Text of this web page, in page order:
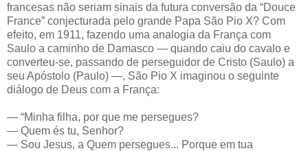
francesas não seriam sinais da futura conversão da “Douce
France” conjecturada pelo grande Papa São Pio X? Com
efeito, em 1911, fazendo uma analogia da França com
Saulo a caminho de Damasco — quando caiu do cavalo e
converteu-se, passando de perseguidor de Cristo (Saulo) a
seu Apóstolo (Paulo) —, São Pio X imaginou o seguinte
diálogo de Deus com a França:
— “Minha filha, por que me persegues?
— Quem és tu, Senhor?
— Sou Jesus, a Quem persegues... Porque em tua